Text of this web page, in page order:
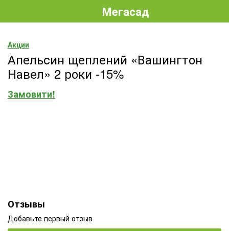
Акции
Апельсин щеплений «Вашингтон
Навел» 2 роки -15%
Замовити!
Отзывы
Добавьте первый отзыв
Мегасад